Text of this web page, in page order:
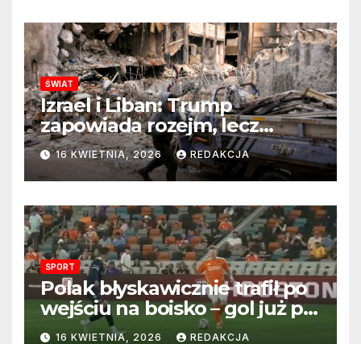
ŚWIAT
Izrael i Liban: Trump
zapowiada rozejm, lecz
perspektywa zakończenia
wojny wciąż odległa
16 KWIETNIA, 2026 REDAKCJA
SPORT
Polak błyskawicznie trafił po
wejściu na boisko – gol już po
22 sekundach!
16 KWIETNIA, 2026 REDAKCJA